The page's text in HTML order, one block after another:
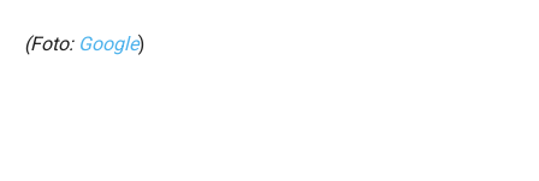
(Foto: Google)